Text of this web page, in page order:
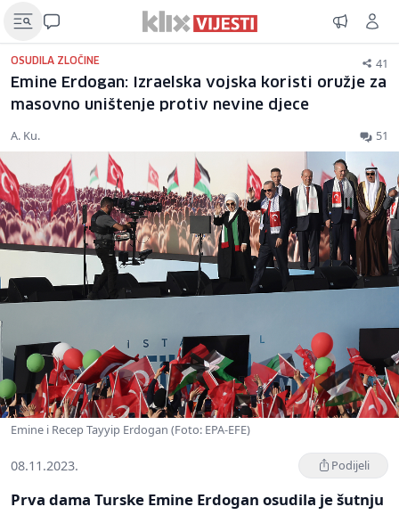
OSUDILA ZLOČINE 41
Emine Erdogan: Izraelska vojska koristi oružje za
masovno uništenje protiv nevine djece
A. Ku. 51
Emine i Recep Tayyip Erdogan (Foto: EPA-EFE)
08.11.2023. Podijeli
Prva dama Turske Emine Erdogan osudila je šutnju